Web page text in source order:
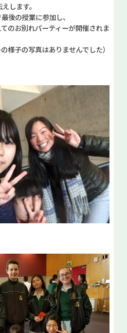
します。
後の授業に参加し、
のお別れパーティーが開催されま
様子の写真はありませんでした）